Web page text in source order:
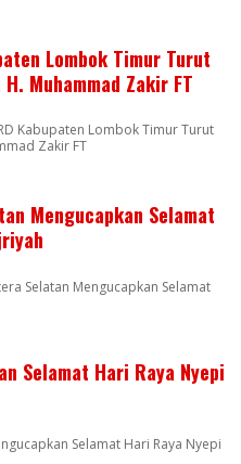
Lombok Timur Turut
Muhammad Zakir FT
Kabupaten Lombok Timur Turut
Zakir FT
Mengucapkan Selamat
Selatan Mengucapkan Selamat
Selamat Hari Raya Nyepi
Selamat Hari Raya Nyepi